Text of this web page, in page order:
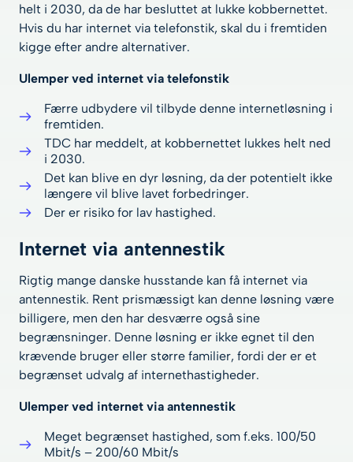
helt i 2030, da de har besluttet at lukke kobbernettet.
Hvis du har internet via telefonstik, skal du i fremtiden
kigge efter andre alternativer.
Ulemper ved internet via telefonstik
Færre udbydere vil tilbyde denne internetløsning i
fremtiden.
TDC har meddelt, at kobbernettet lukkes helt ned
i 2030.
Det kan blive en dyr løsning, da der potentielt ikke
længere vil blive lavet forbedringer.
Der er risiko for lav hastighed.
Internet via antennestik
Rigtig mange danske husstande kan få internet via
antennestik. Rent prismæssigt kan denne løsning være
billigere, men den har desværre også sine
begrænsninger. Denne løsning er ikke egnet til den
krævende bruger eller større familier, fordi der er et
begrænset udvalg af internethastigheder.
Ulemper ved internet via antennestik
Meget begrænset hastighed, som f.eks. 100/50
Mbit/s – 200/60 Mbit/s